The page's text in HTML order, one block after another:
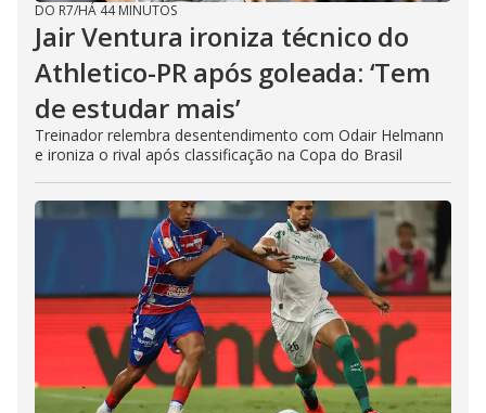
DO R7/HÁ 44 MINUTOS
Jair Ventura ironiza técnico do
Athletico-PR após goleada: ‘Tem
de estudar mais’
Treinador relembra desentendimento com Odair Helmann
e ironiza o rival após classificação na Copa do Brasil